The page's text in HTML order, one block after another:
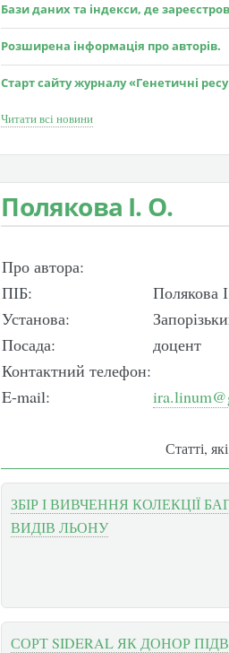
Бази даних та індекси, де
Розширена інформація про авторів.
Старт сайту журналу «Генетичні
Читати всі новини
Полякова І. О.
Про автора:
ПІБ:
Полякова
Установа:
Посада:
доцент
Контактний телефон:
E-mail:
Статті,
ЗБІР І ВИВЧЕННЯ КОЛЕКЦІЇ
ВИДІВ ЛЬОНУ
СОРТ SIDERAL ЯК ДОНОР